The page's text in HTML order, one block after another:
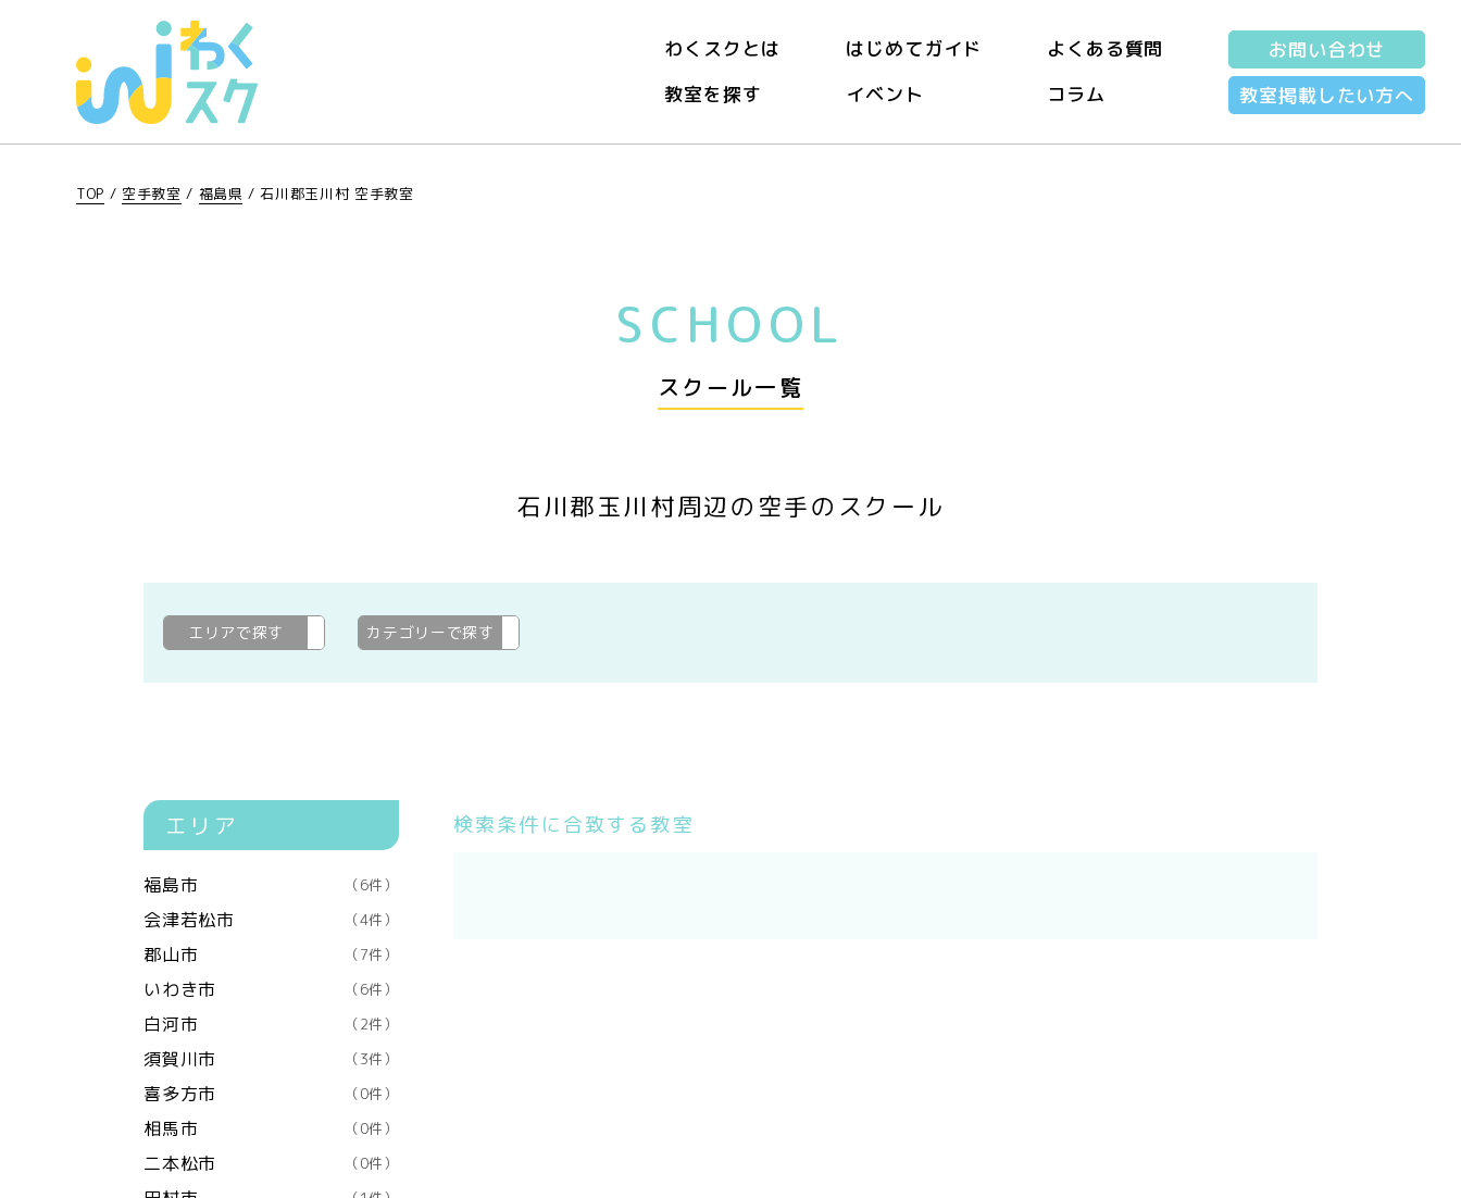
わくスクとは はじめてガイド
よくある質問
教室を探す
イベント コラム
お問い合わせ
教室掲載したい方へ
TOP / 空手教室 / 福島県 /石川郡玉川村 空手教室
SCHOOL
スクール一覧
石川郡玉川村周辺の空手のスクール
エリアで探す 石川郡玉川村
カテゴリーで探す
エリア
福島市 （6件）
会津若松市 （4件）
郡山市 （7件）
いわき市 （6件）
白河市 （2件）
須賀川市 （3件）
喜多方市 （0件）
相馬市 （0件）
二本松市 （0件）
検索条件に合致する教室